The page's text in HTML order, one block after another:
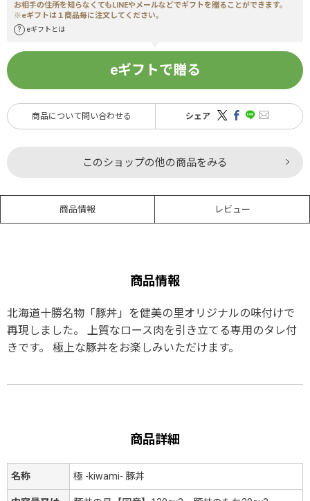
お相手の住所を知らなくてもLINEやメールなどでギフトを贈ることができます。
※eギフトは１商品毎に注文してください。
eギフトとは
eギフトで贈る
商品について問い合わせる シェア
このショップの他の商品をみる
商品情報 レビュー
商品情報
北海道十勝名物「豚丼」を健美の里オリジナルの味付けで
再現しました。 上質なロース肉を引き立てる専用のタレ付
きです。 極上な豚丼をお楽しみいただけます。
商品詳細
名称 極 -kiwami- 豚丼